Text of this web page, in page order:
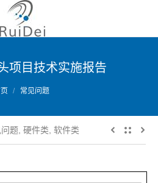
项目技术实施报告
常见问题
题 硬件类 软件类